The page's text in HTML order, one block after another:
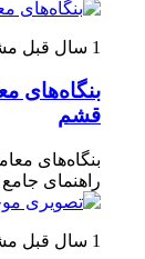
1 سال قبل
بنگاه‌های
قشم
بنگاه‌های
راهنمای
1 سال قبل